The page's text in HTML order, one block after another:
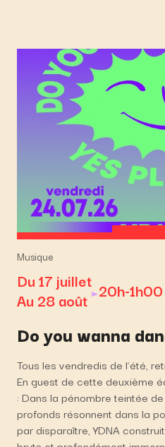
Musique
Du 17 juillet
Au 28 août 20h-1h00
Do you wanna
Tous les vendredis de l’été,
En guest de cette deuxième
: Dans la pénombre teintée
profonds résonnent dans la
par disparaître, YDNA